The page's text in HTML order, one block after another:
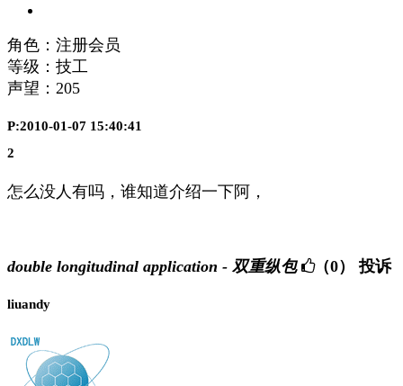
角色：注册会员
等级：技工
声望： 205
P:2010-01-07 15:40:41
2
怎么没人有吗，谁知道介绍一下阿，
double longitudinal application - 双重纵包 （0） 投诉
liuandy